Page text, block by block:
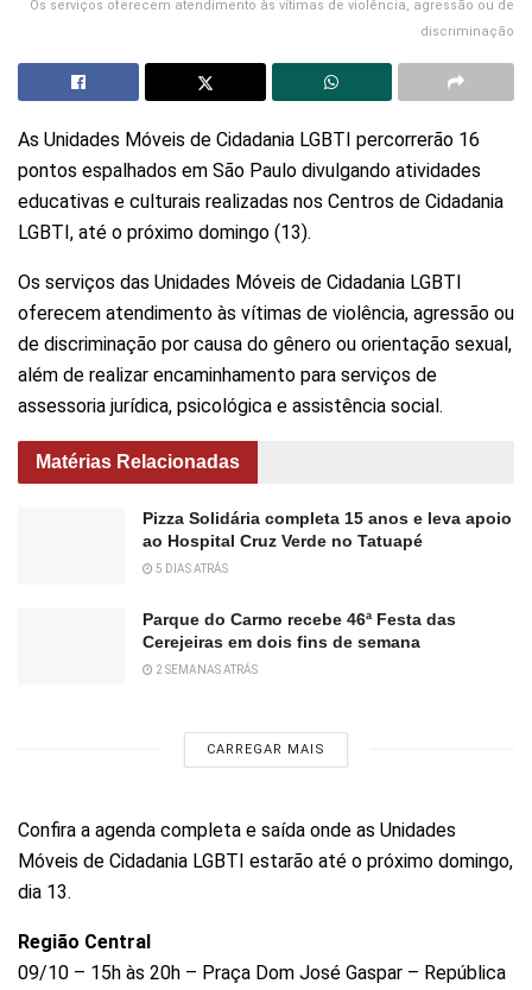
Os serviços oferecem atendimento às vítimas de violência, agressão ou de
discriminação
As Unidades Móveis de Cidadania LGBTI percorrerão 16
pontos espalhados em São Paulo divulgando atividades
educativas e culturais realizadas nos Centros de Cidadania
LGBTI, até o próximo domingo (13).
Os serviços das Unidades Móveis de Cidadania LGBTI
oferecem atendimento às vítimas de violência, agressão ou
de discriminação por causa do gênero ou orientação sexual,
além de realizar encaminhamento para serviços de
assessoria jurídica, psicológica e assistência social.
Matérias Relacionadas
Pizza Solidária completa 15 anos e leva apoio
ao Hospital Cruz Verde no Tatuapé
5 DIAS ATRÁS
Parque do Carmo recebe 46ª Festa das
Cerejeiras em dois fins de semana
2 SEMANAS ATRÁS
CARREGAR MAIS
Confira a agenda completa e saída onde as Unidades
Móveis de Cidadania LGBTI estarão até o próximo domingo,
dia 13.
Região Central
09/10 – 15h às 20h – Praça Dom José Gaspar – República